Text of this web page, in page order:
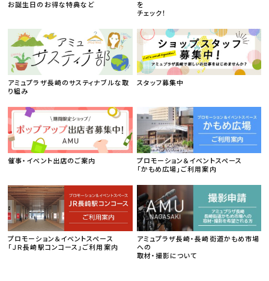
お誕生日のお得な特典など
を
チェック！
アミュプラザ長崎のサスティナブルな取
り組み
スタッフ募集中
催事・イベント出店のご案内
プロモーション＆イベントスペース
「かもめ広場」ご利用案内
プロモーション＆イベントスペース
「ＪＲ長崎駅コンコース」ご利用案内
アミュプラザ長崎・長崎街道かもめ市場
への
取材・撮影について